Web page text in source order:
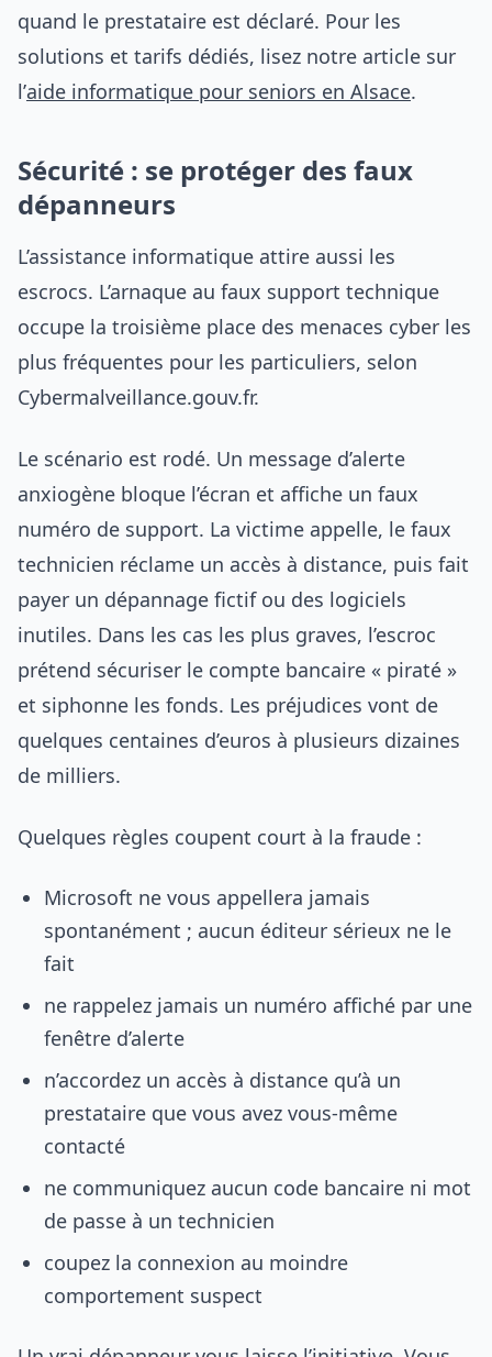
quand le prestataire est déclaré. Pour les
solutions et tarifs dédiés, lisez notre article sur
l’aide informatique pour seniors en Alsace.
Sécurité : se protéger des faux
dépanneurs
L’assistance informatique attire aussi les
escrocs. L’arnaque au faux support technique
occupe la troisième place des menaces cyber les
plus fréquentes pour les particuliers, selon
Cybermalveillance.gouv.fr.
Le scénario est rodé. Un message d’alerte
anxiogène bloque l’écran et affiche un faux
numéro de support. La victime appelle, le faux
technicien réclame un accès à distance, puis fait
payer un dépannage fictif ou des logiciels
inutiles. Dans les cas les plus graves, l’escroc
prétend sécuriser le compte bancaire « piraté »
et siphonne les fonds. Les préjudices vont de
quelques centaines d’euros à plusieurs dizaines
de milliers.
Quelques règles coupent court à la fraude :
Microsoft ne vous appellera jamais
spontanément ; aucun éditeur sérieux ne le
fait
ne rappelez jamais un numéro affiché par une
fenêtre d’alerte
n’accordez un accès à distance qu’à un
prestataire que vous avez vous-même
contacté
ne communiquez aucun code bancaire ni mot
de passe à un technicien
coupez la connexion au moindre
comportement suspect